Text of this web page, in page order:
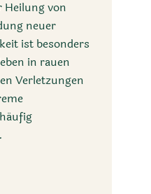
Heilung von
neuer
ist besonders
in rauen
Verletzungen